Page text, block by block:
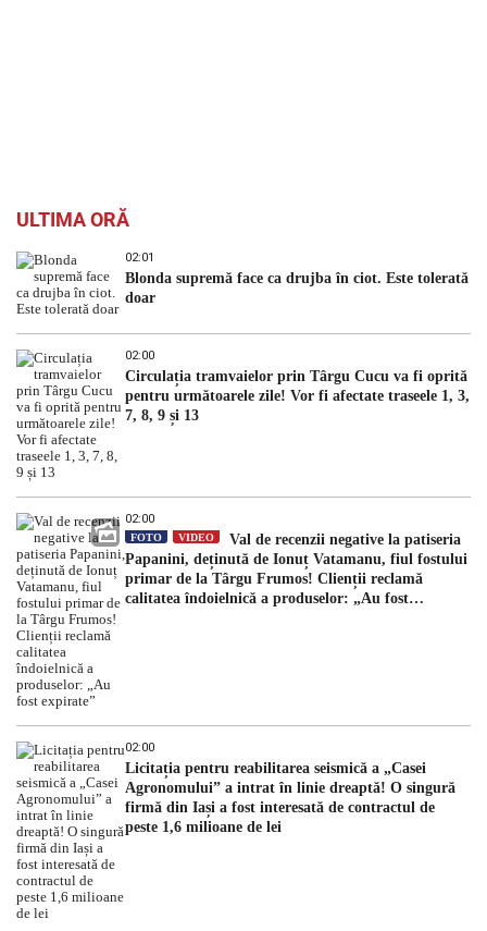
ULTIMA ORĂ
02:01
Blonda supremă face ca drujba în ciot. Este tolerată
doar
02:00
Circulația tramvaielor prin Târgu Cucu va fi oprită
pentru următoarele zile! Vor fi afectate traseele 1, 3,
7, 8, 9 și 13
02:00
FOTO VIDEO
Val de recenzii negative la patiseria
Papanini, deținută de Ionuț Vatamanu, fiul fostului
primar de la Târgu Frumos! Clienții reclamă
calitatea îndoielnică a produselor: „Au fost
02:00
Licitația pentru reabilitarea seismică a „Casei
Agronomului” a intrat în linie dreaptă! O singură
firmă din Iași a fost interesată de contractul de
peste 1,6 milioane de lei